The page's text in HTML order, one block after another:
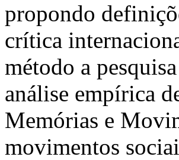
propondo
crítica
método a
análise empírica
Memórias e
movimentos